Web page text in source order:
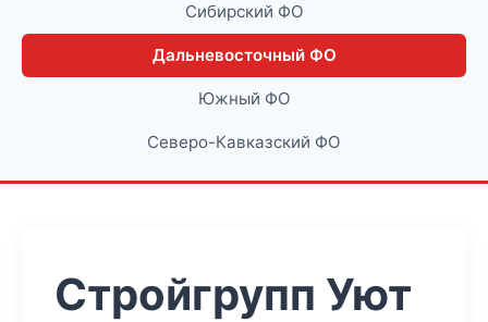
Сибирский ФО
Дальневосточный ФО
Южный ФО
Северо-Кавказский ФО
Стройгрупп Уют